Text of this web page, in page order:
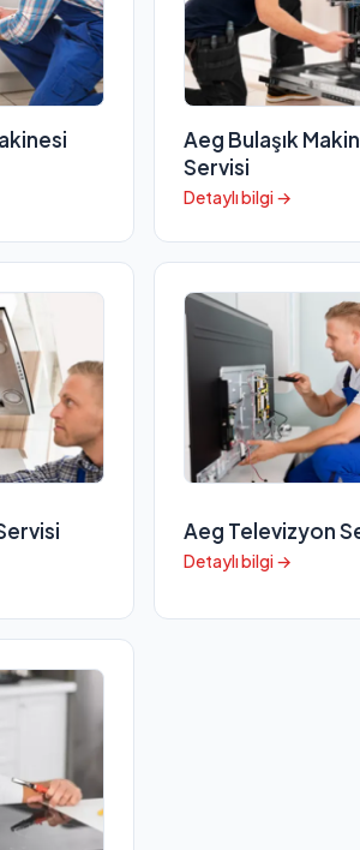
Aeg Bulaşık
Servisi
Detaylı bilgi →
Aeg Televizyon
Detaylı bilgi →